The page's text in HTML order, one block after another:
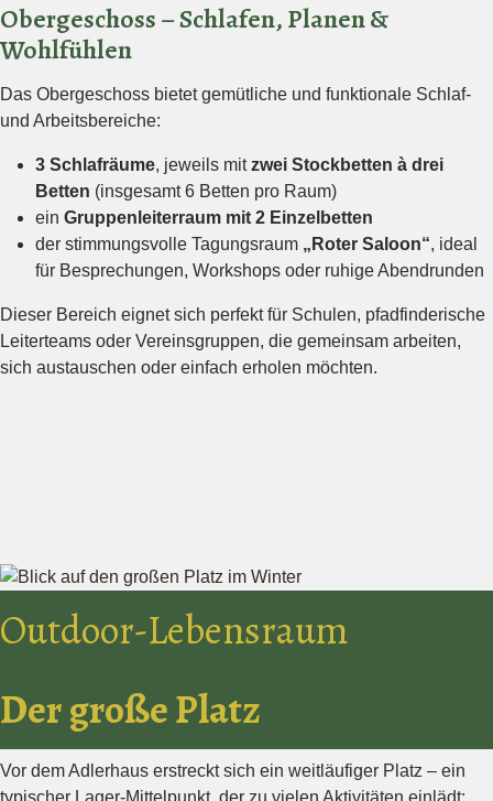
Obergeschoss – Schlafen, Planen &
Wohlfühlen
Das Obergeschoss bietet gemütliche und funktionale Schlaf-
und Arbeitsbereiche:
3 Schlafräume, jeweils mitzwei Stockbetten à drei
Betten (insgesamt 6 Betten pro Raum)
ein Gruppenleiterraum mit 2 Einzelbetten
der stimmungsvolle Tagungsraum „Roter Saloon“, ideal
für Besprechungen, Workshops oder ruhige Abendrunden
Dieser Bereich eignet sich perfekt für Schulen, pfadfinderische
Leiterteams oder Vereinsgruppen, die gemeinsam arbeiten,
sich austauschen oder einfach erholen möchten.
Outdoor-Lebensraum
Der große Platz
Vor dem Adlerhaus erstreckt sich ein weitläufiger Platz – ein
typischer Lager-Mittelpunkt, der zu vielen Aktivitäten einlädt: